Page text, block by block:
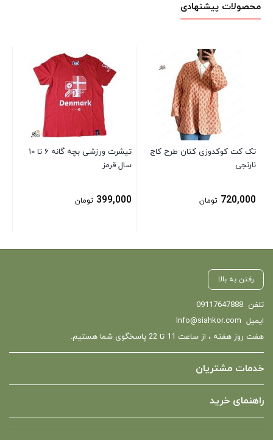
محصولات پیشنهادی
تک کت کوکدوزی کتان طرح کاج
نارنجی
720,000 تومان
تیشرت ورزشی بچه گانه ۶ تا ۱۰
سال قرمز
399,000 تومان
رفتن به بالا
تلفن 09117647888
ایمیل Info@siahkor.com
هفت روز هفته ، از ساعت 11 تا 22 پاسخگوی شما هستیم.
خدمات مشتریان
راهنمای خرید